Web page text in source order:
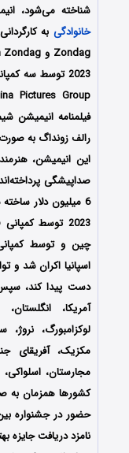
شناخته می‌شود،
خانوادگی
فیلمنامه انیمیشن
رالف زونداگ به
این انیمیشن،
صداپیشگی
آمریکا، انگلستان،
لوکزامبورگ، نروژ،
مجارستان، اسلواکی،
کشورها همزمان به
نامزد دریافت جایزه